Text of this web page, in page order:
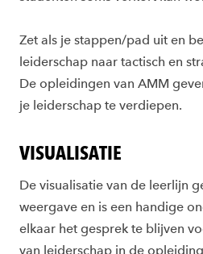
Zet als je stappen/pad uit en
leiderschap naar tactisch en
De opleidingen van AMM
je leiderschap te verdiepen.
VISUALISATIE
De visualisatie van de leerlijn
weergave en is een handige
elkaar het gesprek te blijven
van leiderschap in de